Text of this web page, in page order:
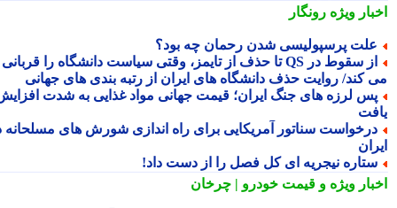
ویژهرونگار
پرسپولیسی شدن رحمان چه بود؟
از سقوط در QS تا حذف از تایمز، وقتی سیاست دانشگاه را قربانی
کند/ روایت حذف دانشگاه های ایران از رتبه بندی های جهانی
لرزه های جنگ ایران؛ قیمت جهانی مواد غذایی به شدت افزایش
سناتور آمریکایی برای راه اندازی شورش های مسلحانه در
نیجریه ای کل فصل را از دست داد!
ویژهو قیمت خودرو | چرخان